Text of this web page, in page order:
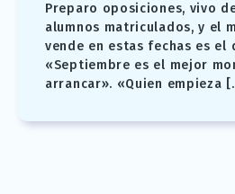
Preparo oposiciones, vivo
alumnos matriculados, y el
vende en estas fechas es el
«Septiembre es el mejor
arrancar». «Quien empieza